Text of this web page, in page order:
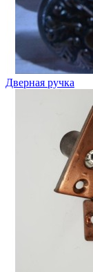
Дверная ручка